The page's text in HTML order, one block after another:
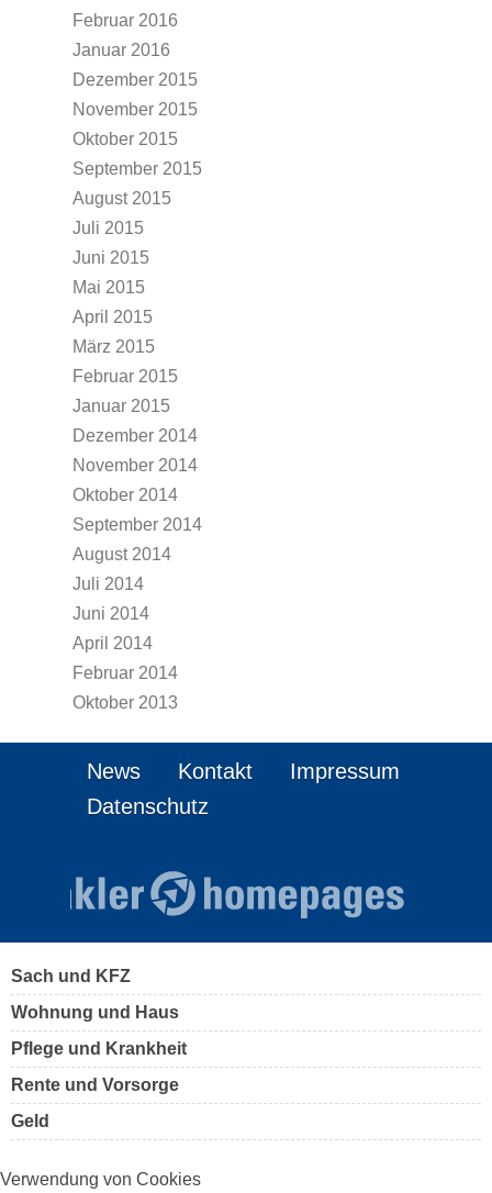
Februar 2016
Januar 2016
Dezember 2015
November 2015
Oktober 2015
September 2015
August 2015
Juli 2015
Juni 2015
Mai 2015
April 2015
März 2015
Februar 2015
Januar 2015
Dezember 2014
November 2014
Oktober 2014
September 2014
August 2014
Juli 2014
Juni 2014
April 2014
Februar 2014
Oktober 2013
News Kontakt
Impressum
Datenschutz
Sach und KFZ
Wohnung und Haus
Pflege und Krankheit
Rente und Vorsorge
Geld
Verwendung von Cookies